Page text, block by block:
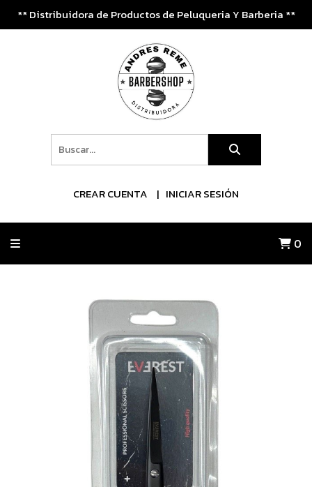
** Distribuidora de Productos de Peluqueria Y Barberia **
CREAR CUENTA INICIAR SESIÓN
0